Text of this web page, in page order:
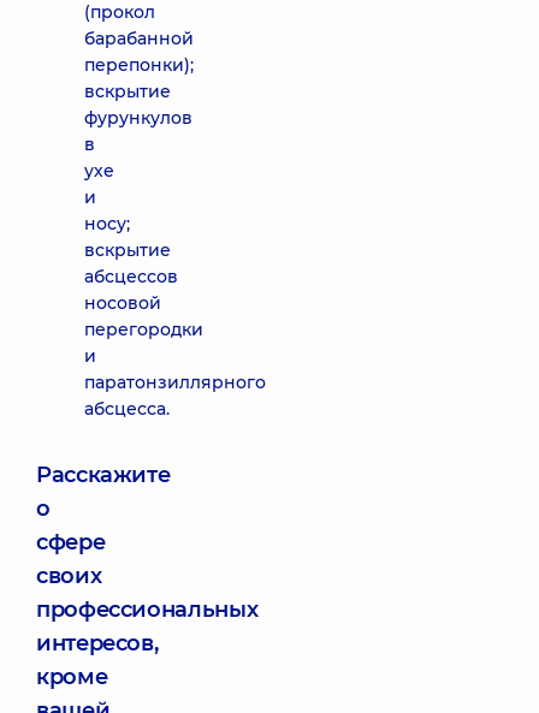
(прокол
барабанной
перепонки);
вскрытие
фурункулов
в
ухе
и
носу;
вскрытие
абсцессов
носовой
перегородки
и
паратонзиллярного
абсцесса.
Расскажите
о
сфере
своих
профессиональных
интересов,
кроме